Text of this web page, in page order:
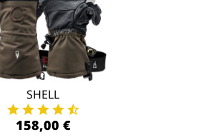
SHELL
158,00 €